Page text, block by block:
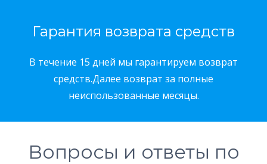
Гарантия возврата средств
В течение 15 дней мы гарантируем возврат
средств.Далее возврат за полные
неиспользованные месяцы.
Вопросы и ответы по